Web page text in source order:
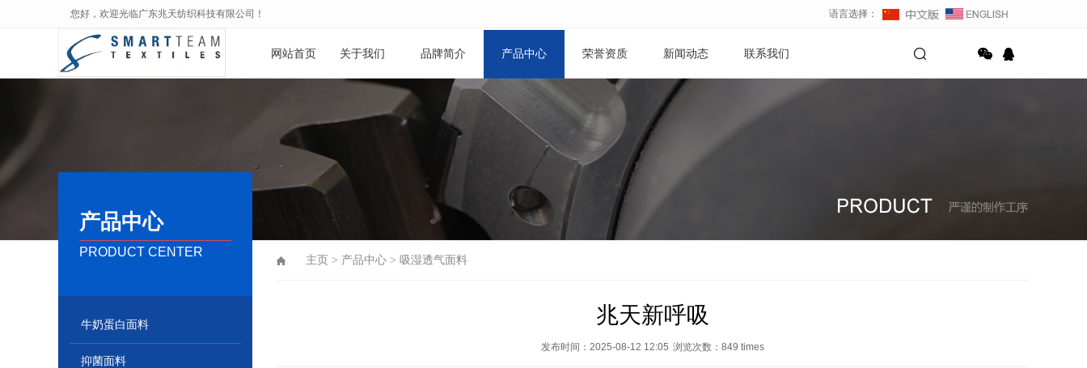
您好，欢迎光临广东兆天纺织科技有限公司！ 语言选择：
网站首页 关于我们 品牌简介 产品中心 荣誉资质 新闻动态 联系我们
产品中心
PRODUCT CENTER
牛奶蛋白面料
抑菌面料
主页 > 产品中心 > 吸湿透气面料
兆天新呼吸
发布时间：2025-08-12 12:05 浏览次数： 849 times